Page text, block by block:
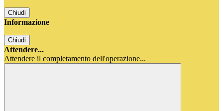
Chiudi
Informazione
Chiudi
Attendere...
Attendere il completamento dell'operazione...